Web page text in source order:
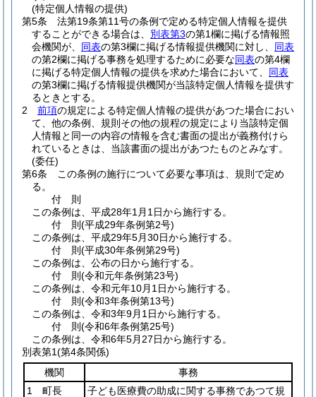
(特定個人情報の提供)
第5条
法第19条第11号の条例で定める特定個人情報を提供
することができる場合は、 別表第3の第1欄に掲げる情報照
会機関が、 同表の第3欄に掲げる情報提供機関に対し、 同表
の第2欄に掲げる事務を処理するために必要な同表の第4欄
に掲げる特定個人情報の提供を求めた場合において、 同表
の第3欄に掲げる情報提供機関が当該特定個人情報を提供す
るときとする。
2
前項の規定による特定個人情報の提供があつた場合におい
て、他の条例、規則その他の規程の規定により当該特定個
人情報と同一の内容の情報を含む書面の提出が義務付けら
れているときは、当該書面の提出があつたものとみなす。
(委任)
第6条
この条例の施行について必要な事項は、規則で定め
る。
付 則
この条例は、平成28年1月1日から施行する。
付 則(平成29年条例第2号)
この条例は、平成29年5月30日から施行する。
付 則(平成30年条例第29号)
この条例は、公布の日から施行する。
付 則(令和元年条例第23号)
この条例は、令和元年10月1日から施行する。
付 則(令和3年条例第13号)
この条例は、令和3年9月1日から施行する。
付 則(令和6年条例第25号)
この条例は、令和6年5月27日から施行する。
別表第1(第4条関係)
機関
事務
1 町長
子ども医療費の助成に関する事務であつて規